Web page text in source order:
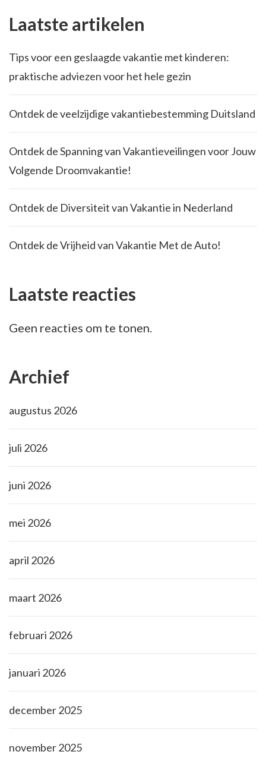
Laatste artikelen
Tips voor een geslaagde vakantie met kinderen:
praktische adviezen voor het hele gezin
Ontdek de veelzijdige vakantiebestemming Duitsland
Ontdek de Spanning van Vakantieveilingen voor Jouw
Volgende Droomvakantie!
Ontdek de Diversiteit van Vakantie in Nederland
Ontdek de Vrijheid van Vakantie Met de Auto!
Laatste reacties
Geen reacties om te tonen.
Archief
augustus 2026
juli 2026
juni 2026
mei 2026
april 2026
maart 2026
februari 2026
januari 2026
december 2025
november 2025